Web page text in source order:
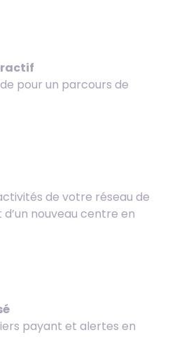
pour un parcours de
de votre réseau de
nouveau centre en
payant et alertes en